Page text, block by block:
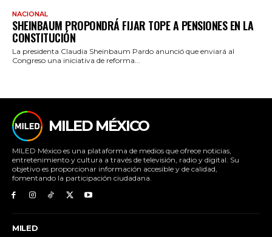
NACIONAL
SHEINBAUM PROPONDRÁ FIJAR TOPE A PENSIONES EN LA
CONSTITUCIÓN
La presidenta Claudia Sheinbaum Pardo anunció que enviará al
Congreso una iniciativa de reforma...
MILED MÉXICO
MILED México es una plataforma de medios que ofrece noticias,
entretenimiento y cultura a través de televisión, radio y digital. Su
objetivo es proporcionar información accesible y de calidad,
fomentando la participación ciudadana.
MILED